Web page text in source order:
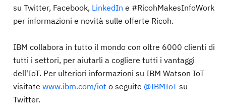
su Twitter, Facebook, LinkedIn e #RicohMakesInfoWork
per informazioni e novità sulle offerte Ricoh.
IBM collabora in tutto il mondo con oltre 6000 clienti di
tutti i settori, per aiutarli a cogliere tutti i vantaggi
dell'IoT. Per ulteriori informazioni su IBM Watson IoT
visitate www.ibm.com/iot o seguite @IBMIoT su
Twitter.